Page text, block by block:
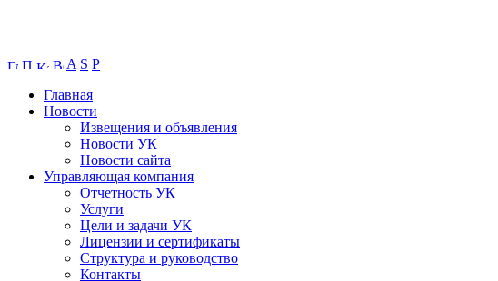
A S P
Главная
Новости
Извещения и объявления
Новости УК
Новости сайта
Управляющая компания
Отчетность УК
Услуги
Цели и задачи УК
Лицензии и сертификаты
Структура и руководство
Контакты